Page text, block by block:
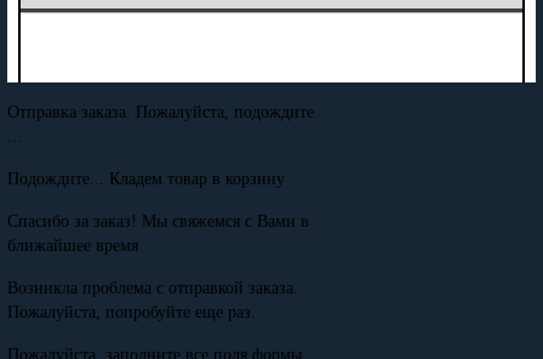
Отправка заказа. Пожалуйста, подождите
...
Подождите... Кладем товар в корзину
Спасибо за заказ! Мы свяжемся с Вами в
ближайшее время
Возникла проблема с отправкой заказа.
Пожалуйста, попробуйте еще раз.
Пожалуйста, заполните все поля формы